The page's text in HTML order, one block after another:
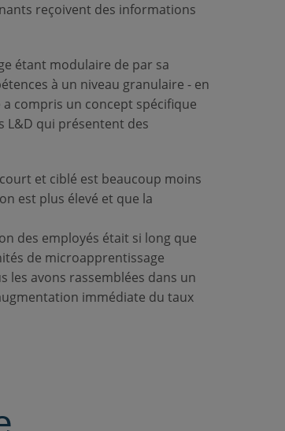
reçoivent des informations
étant modulaire de par sa
à un niveau granulaire - en
compris un concept spécifique
L&D qui présentent des
et ciblé est beaucoup moins
est plus élevé et que la
des employés était si long que
de microapprentissage
les avons rassemblées dans un
immédiate du taux